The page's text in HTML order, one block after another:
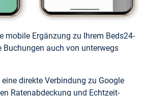
mobile Ergänzung zu Ihrem Beds24-
Buchungen auch von unterwegs
direkte Verbindung zu Google
Ratenabdeckung und Echtzeit-